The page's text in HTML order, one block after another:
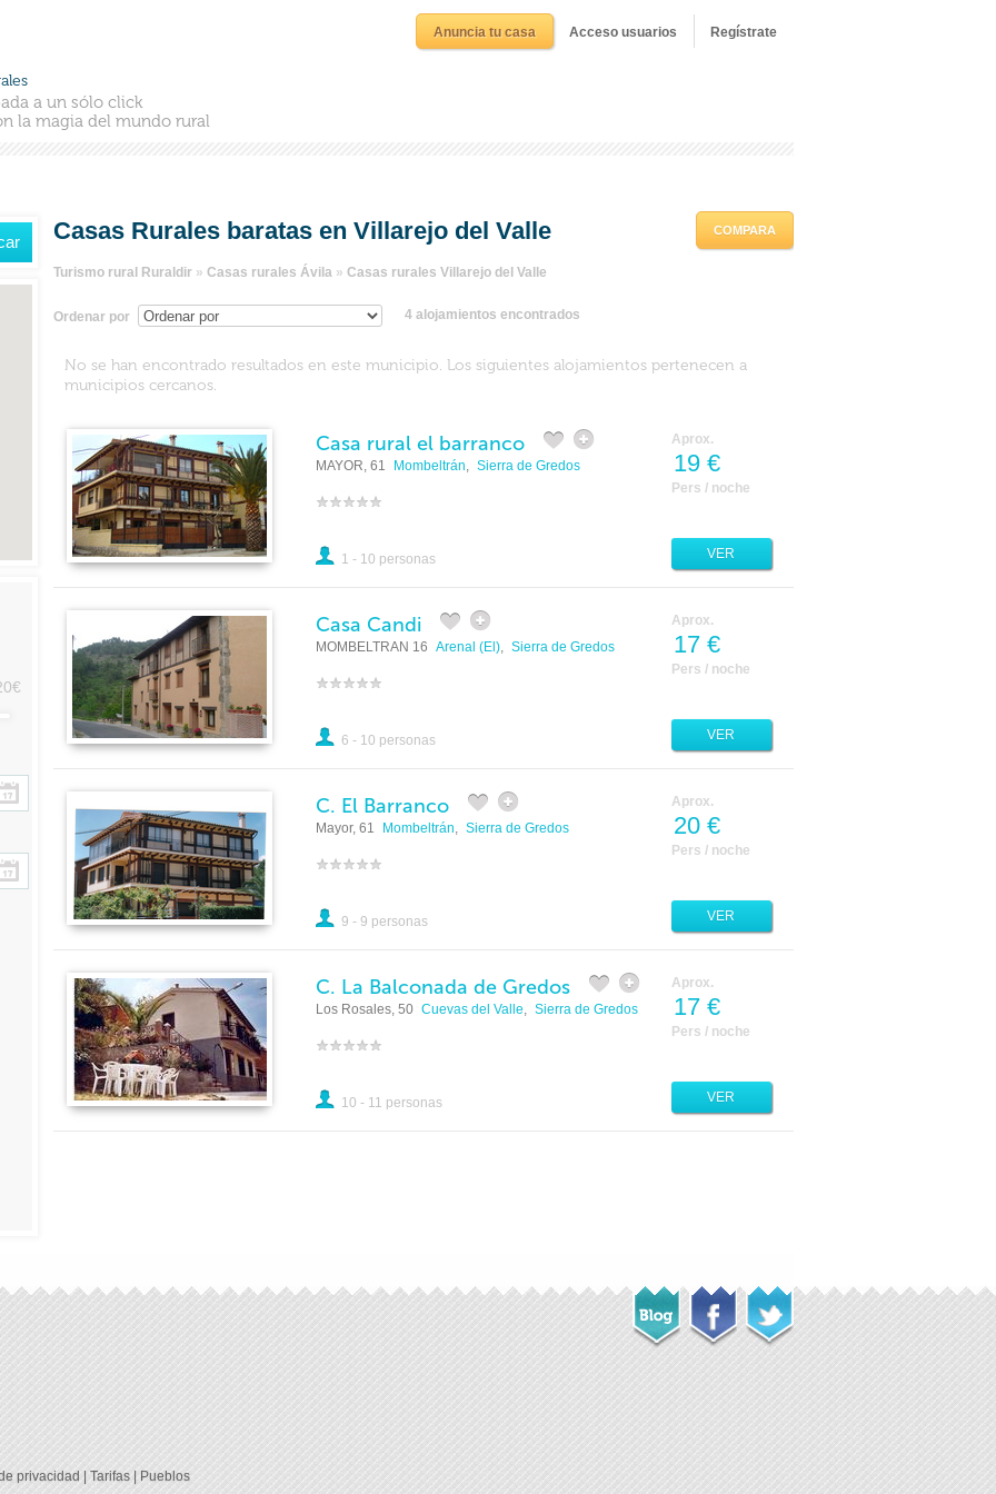
a un sólo click
la magia del mundo rural
Anuncia tu casa Acceso usuarios Regístrate
Casas Rurales baratas en Villarejo del Valle
Turismo rural Ruraldir» Casas rurales Ávila» Casas rurales Villarejo del Valle
Ordenar por 4 alojamientos encontrados
COMPARA
No se han encontrado resultados en este municipio. Los siguientes alojamientos pertenecen a
municipios cercanos.
Casa rural el barranco
MAYOR, 61 Mombeltrán, Sierra de Gredos
1 - 10 personas
Aprox.
19 €
Pers / noche
VER
Casa Candi
MOMBELTRAN 16 Arenal (El), Sierra de Gredos
6 - 10 personas
Aprox.
17 €
Pers / noche
VER
C. El Barranco
Mayor, 61 Mombeltrán, Sierra de Gredos
9 - 9 personas
Aprox.
20 €
Pers / noche
VER
C. La Balconada de Gredos
Los Rosales, 50 Cuevas del Valle, Sierra de Gredos
10 - 11 personas
Aprox.
17 €
Pers / noche
VER
privacidad|Tarifas | Pueblos